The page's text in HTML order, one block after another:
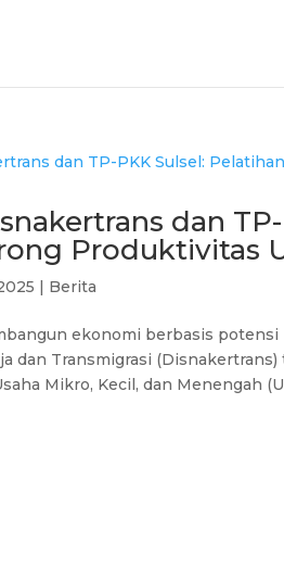
dan
Produktivitas
| Berita
ekonomi berbasis
dan Transmigrasi
Mikro, Kecil, dan Menengah